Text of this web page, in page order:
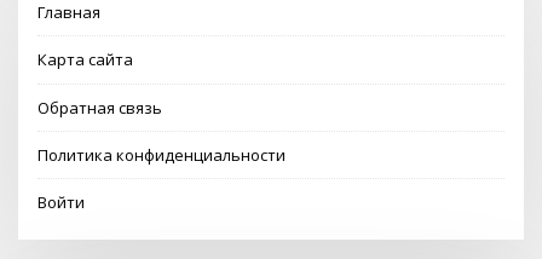
Главная
Карта сайта
Обратная связь
Политика конфиденциальности
Войти